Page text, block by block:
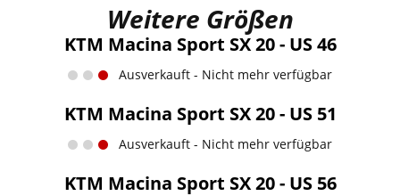
Weitere Größen
KTM Macina Sport SX 20 - US 46
Ausverkauft - Nicht mehr verfügbar
KTM Macina Sport SX 20 - US 51
Ausverkauft - Nicht mehr verfügbar
KTM Macina Sport SX 20 - US 56